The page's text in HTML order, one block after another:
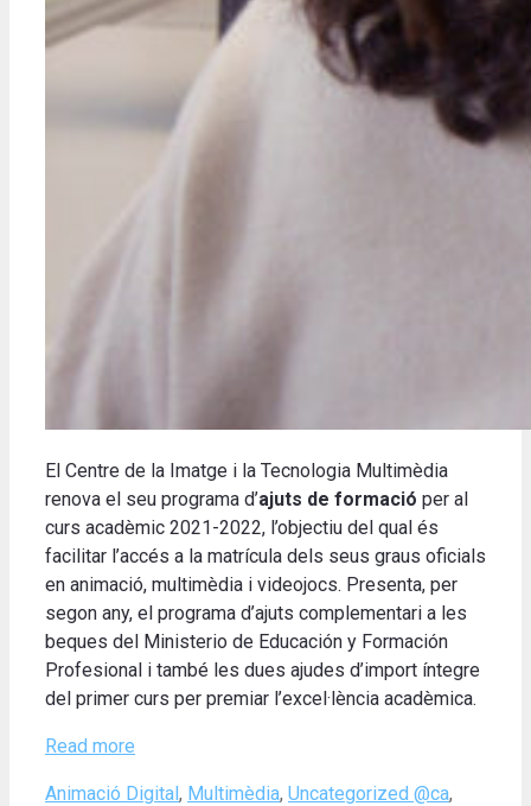
El Centre de la Imatge i la Tecnologia Multimèdia
renova el seu programa d’ajuts de formació per al
curs acadèmic 2021-2022, l’objectiu del qual és
facilitar l’accés a la matrícula dels seus graus oficials
en animació, multimèdia i videojocs. Presenta, per
segon any, el programa d’ajuts complementari a les
beques del Ministerio de Educación y Formación
Profesional i també les dues ajudes d’import íntegre
del primer curs per premiar l’excel·lència acadèmica.
Read more
Categories
Animació Digital, Multimèdia, Uncategorized @ca,